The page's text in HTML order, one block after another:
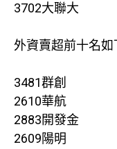
3702大聯大
外資賣超前十名如
3481群創
2610華航
2883開發金
2609陽明